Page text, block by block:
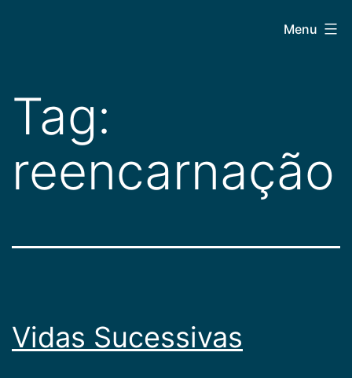
conteúdo
Menu
Tag:
reencarnação
Vidas Sucessivas